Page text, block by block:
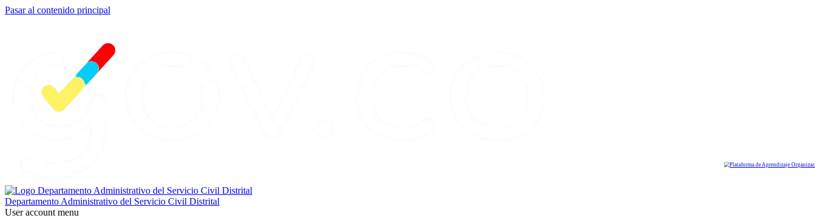
Pasar al contenido principal
Departamento Administrativo del Servicio Civil Distrital
User account menu